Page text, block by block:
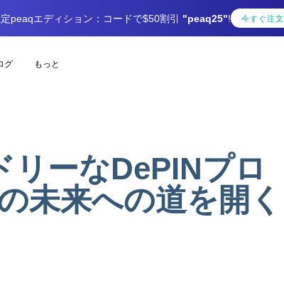
定peaqエディション：コードで$50割引 "peaq25"! 今すぐ注文
グ もっと
ーなDePINプロ
未来への道を開く